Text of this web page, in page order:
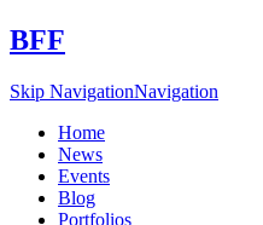
BFF
Skip NavigationNavigation
Home
News
Events
Blog
Portfolios